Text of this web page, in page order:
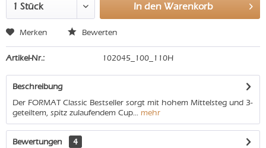
In den Warenkorb
Merken Bewerten
Artikel-Nr.: 102045_100_110H
Beschreibung
Der FORMAT Classic Bestseller sorgt mit hohem Mittelsteg und 3-
geteiltem, spitz zulaufendem Cup... mehr
Bewertungen
4